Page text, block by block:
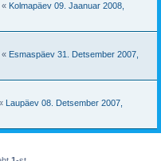
« Kolmapäev 09. Jaanuar 2008,
« Esmaspäev 31. Detsember 2007,
Laupäev 08. Detsember 2007,